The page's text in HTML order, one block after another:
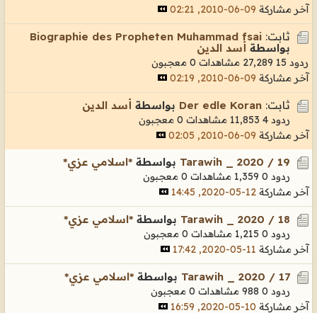
آخر مشاركة 09-06-2010, 02:21
ثابت: Biographie des Propheten Muhammad fsai
بواسطة أسد الدين
ردود 15 27,289 مشاهدات
0 معجبون
آخر مشاركة 09-06-2010, 02:19
ثابت: Der edle Koran بواسطة أسد الدين
ردود 4 11,853 مشاهدات
0 معجبون
آخر مشاركة 09-06-2010, 02:05
Tarawih _ 2020 / 19 بواسطة *اسلامي عزي*
ردود 0 1,359 مشاهدات
0 معجبون
آخر مشاركة 12-05-2020, 14:45
Tarawih _ 2020 / 18 بواسطة *اسلامي عزي*
ردود 0 1,215 مشاهدات
0 معجبون
آخر مشاركة 11-05-2020, 17:42
Tarawih _ 2020 / 17 بواسطة *اسلامي عزي*
ردود 0 988 مشاهدات
0 معجبون
آخر مشاركة 10-05-2020, 16:59